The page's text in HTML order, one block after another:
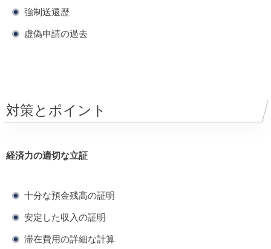
強制送還歴
虚偽申請の過去
対策とポイント
経済力の適切な立証
十分な預金残高の証明
安定した収入の証明
滞在費用の詳細な計算